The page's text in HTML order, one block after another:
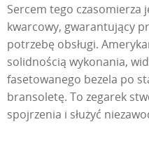
Sercem tego czasomierza
kwarcowy, gwarantujący
potrzebę obsługi.
solidnością wykonania,
fasetowanego bezela po
bransoletę. To zegarek
spojrzenia i służyć